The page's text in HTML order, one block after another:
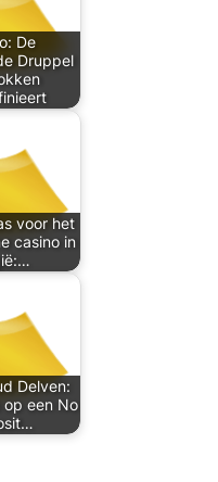
De
Druppel
voor het
casino in
Delven:
op een No